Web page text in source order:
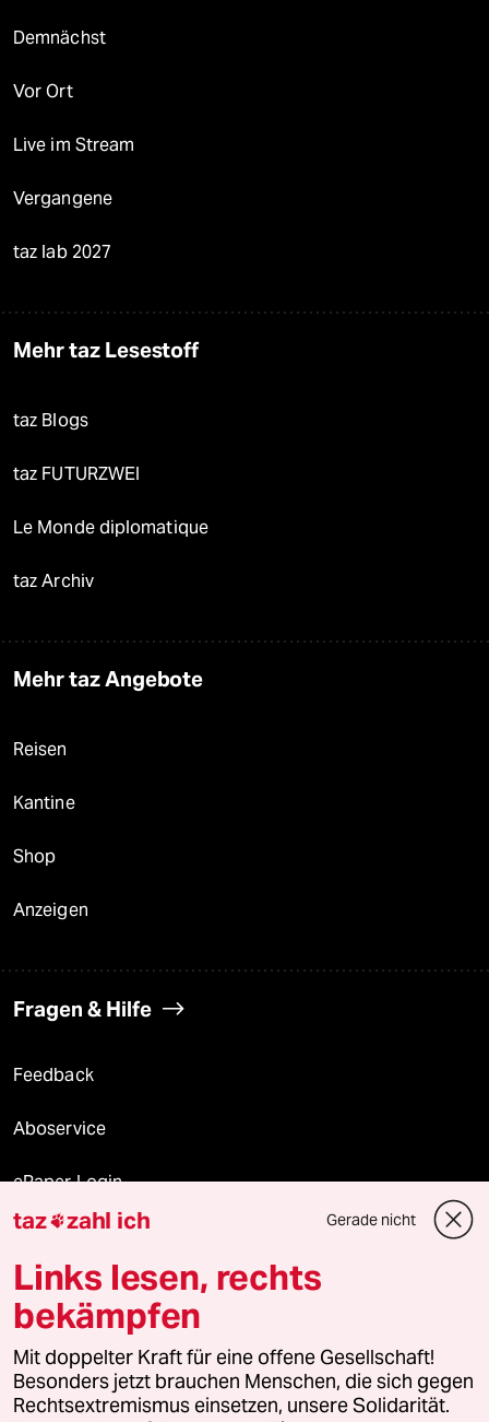
Demnächst
Vor Ort
Live im Stream
Vergangene
taz lab 2027
Mehr taz Lesestoff
taz Blogs
taz FUTURZWEI
Le Monde diplomatique
taz Archiv
Mehr taz Angebote
Reisen
Kantine
Shop
Anzeigen
Fragen & Hilfe
Feedback
Aboservice
ePaper Login
Downloads für Abonnierende
© 2026 taz Verlags und Vertriebs GmbH
Alle Rechte vorbehalten. Bei rechtlichen Fragen oder für Genehmigungen
wenden Sie sich bitte an lizenzen@taz.de
taz zahl ich Gerade nicht
Links lesen, rechts
bekämpfen
Mit doppelter Kraft für eine offene Gesellschaft!
Besonders jetzt brauchen Menschen, die sich gegen
Rechtsextremismus einsetzen, unsere Solidarität.